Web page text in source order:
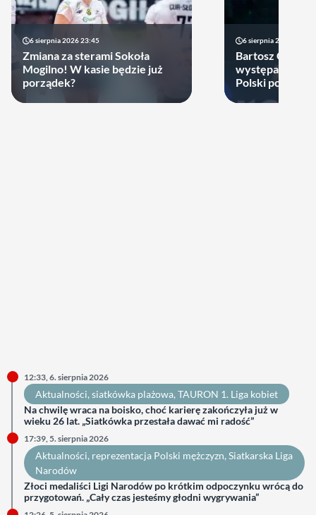
6 sierpnia 2026 23:45
Zmiana za sterami Sokoła
Mogilno! W kasie będzie już
porządek?
6 sierpnia 2026 17:40
Bartosz
występach w
Polski podjął
12:33, 6. sierpnia 2026
Aktualności, siatkówka plażowa, TAURON 1. Liga kobiet
Na chwilę wraca na boisko, choć karierę zakończyła już w
wieku 26 lat. „Siatkówka przestała dawać mi radość”
17:39, 5. sierpnia 2026
Aktualności, reprezentacja Polski mężczyzn, Siatkarska Liga
Narodów
Złoci medaliści Ligi Narodów po krótkim odpoczynku wrócą do
przygotowań. „Cały czas jesteśmy głodni wygrywania”